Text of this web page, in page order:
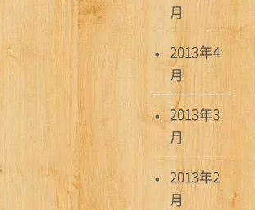
月
2013年4
月
2013年3
月
2013年2
月